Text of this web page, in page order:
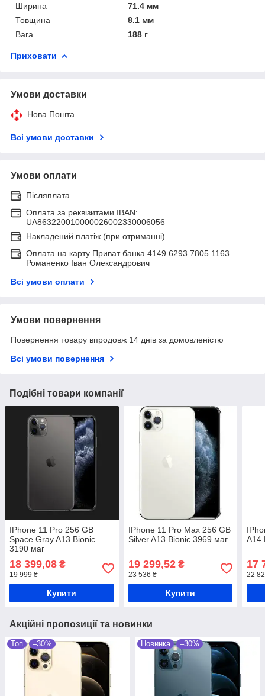
Ширина
71.4 мм
Товщина
8.1 мм
Вага
188 г
Приховати
Умови доставки
Нова Пошта
Всі умови доставки
Умови оплати
Післяплата
Оплата за реквізитами IBAN:
UA863220010000026002330006056
Накладений платіж (при отриманні)
Оплата на карту Приват банка 4149 6293 7805 1163
Романенко Іван Олександрович
Всі умови оплати
Умови повернення
Повернення товару впродовж 14 днів за домовленістю
Всі умови повернення
Подібні товари компанії
IPhone 11 Pro 256 GB
Space Gray A13 Bionic
3190 маг
18 399,08 ₴
19 999 ₴
Купити
IPhone 11 Pro Max 256 GB
Silver A13 Bionic 3969 маг
19 299,52₴
23 536 ₴
Купити
A14
17
22
Акційні пропозиції та новинки
Топ –30% Новинка –30%